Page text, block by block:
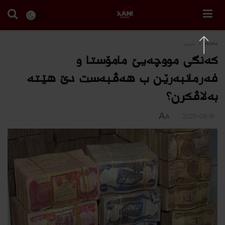
Home ئابوور
كەنگی مووچەیێ مامۆستا و
فەرمانبەرێن ب هەڤبەست دێ هێتە
بەلاڤكرن؟
A
A